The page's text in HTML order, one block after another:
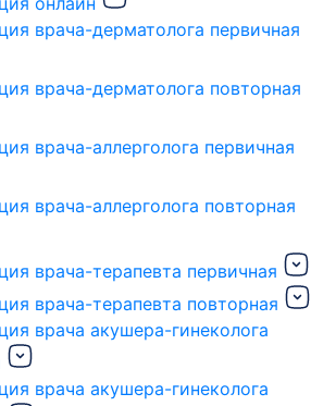
врача-дерматолога первичная
врача-дерматолога повторная
врача-аллерголога первичная
врача-аллерголога повторная
врача-терапевта первичная
врача-терапевта повторная
врача акушера-гинеколога
врача акушера-гинеколога